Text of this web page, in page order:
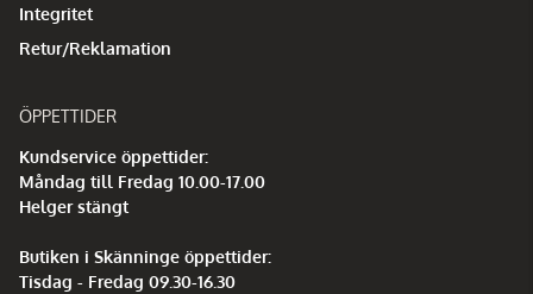
Integritet
Retur/Reklamation
ÖPPETTIDER
Kundservice öppettider:
Måndag till Fredag 10.00-17.00
Helger stängt
Butiken i Skänninge öppettider:
Tisdag - Fredag 09.30-16.30